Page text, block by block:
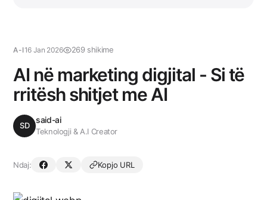
A-I16 Jan 2026 269 shikime
AI në marketing digjital - Si të
rritësh shitjet me AI
SD
said-ai
Teknologji & A.I Creator
Ndaj: Kopjo URL